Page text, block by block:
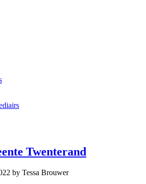
Twenterand
by Tessa Brouwer